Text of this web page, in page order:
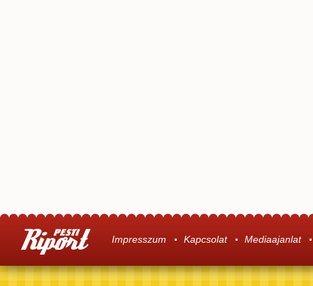
Impresszum Kapcsolat Mediaajanlat